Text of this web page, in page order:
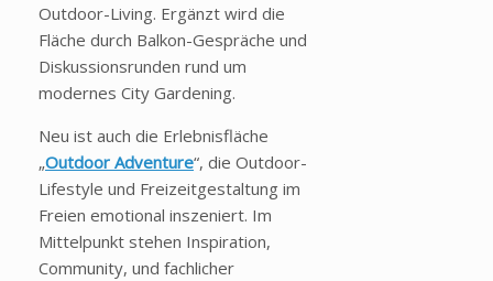
Outdoor-Living. Ergänzt wird die
Fläche durch Balkon-Gespräche und
Diskussionsrunden rund um
modernes City Gardening.
Neu ist auch die Erlebnisfläche
„Outdoor Adventure“, die Outdoor-
Lifestyle und Freizeitgestaltung im
Freien emotional inszeniert. Im
Mittelpunkt stehen Inspiration,
Community, und fachlicher